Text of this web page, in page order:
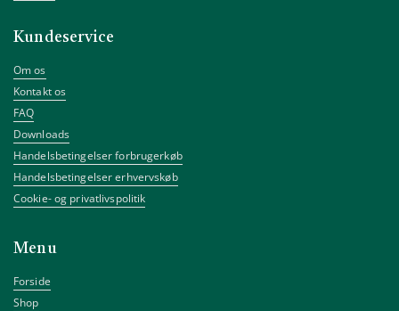
Kundeservice
Om os
Kontakt os
FAQ
Downloads
Handelsbetingelser forbrugerkøb
Handelsbetingelser erhvervskøb
Cookie- og privatlivspolitik
Menu
Forside
Shop